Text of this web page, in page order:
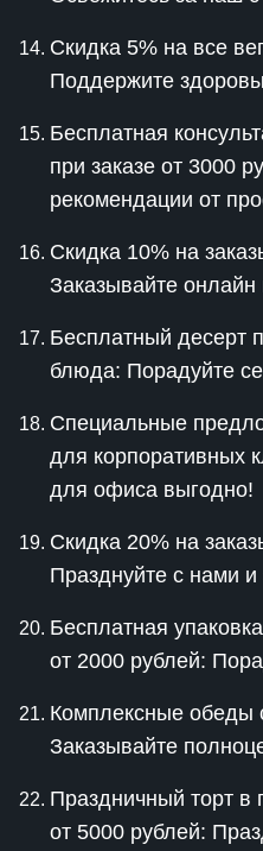
Скидка 5% на все
Поддержите
Бесплатная
при заказе от 3000
рекомендации от
Скидка 10% на
Заказывайте онлайн
Бесплатный десерт
блюда: Порадуйте
Специальные
для корпоративных
для офиса выгодно!
Скидка 20% на
Празднуйте с нами и
Бесплатная
от 2000 рублей:
Комплексные обеды
Заказывайте
Праздничный торт в
от 5000 рублей: